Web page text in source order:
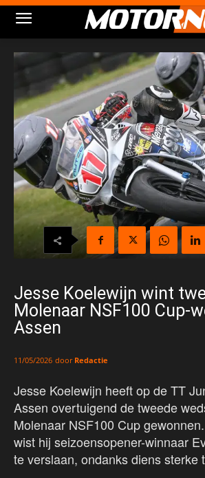
Jesse Koelewijn wint
Molenaar NSF100 Cup-
Assen
11/05/2026 door Redactie
Jesse Koelewijn heeft op de TT
Assen overtuigend de tweede
Molenaar NSF100 Cup
wist hij seizoensopener-winnaar
te verslaan, ondanks diens sterke